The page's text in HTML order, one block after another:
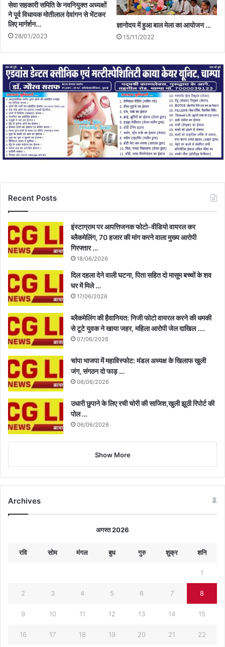
सेवा सहकारी समिति के नवनियुक्त अध्यक्षों
ने पूर्व विधायक मोतीलाल देवांगन से भेंटकर
लिए मार्गर्शन…
28/01/2023
ज्ञानोदय में हुआ बाल मेला का आयोजन …
15/11/2022
Recent Posts
इंस्टाग्राम पर आपत्तिजनक फोटो-वीडियो वायरल कर
ब्लैकमेलिंग, 70 हजार की मांग करने वाला मुख्य आरोपी
गिरफ्तार …
18/06/2026
दिल दहला देने वाली घटना, पिता सहित दो मासूम बच्चों के शव
घर में मिले …
17/06/2026
ब्लैकमेलिंग की हैवानियत: निजी फोटो वायरल करने की धमकी
से टूटे युवक ने खाया जहर, महिला आरोपी जेल दाखिल ….
07/06/2026
चांपा भाजपा में महाविस्फोट: मंडल अध्यक्ष के खिलाफ खुली
जंग, संगठन दो फाड़ …
06/06/2026
उधारी छुपाने के लिए रची चोरी की साजिश,खुली झूठी रिपोर्ट की
पोल …
06/06/2026
Show More
Archives
अगस्त 2026
रवि सोम मंगल बुध गुरु शुक्र शनि
1
2 3 4 5 6 7 8
9 10 11 12 13 14 15
16 17 18 19 20 21 22